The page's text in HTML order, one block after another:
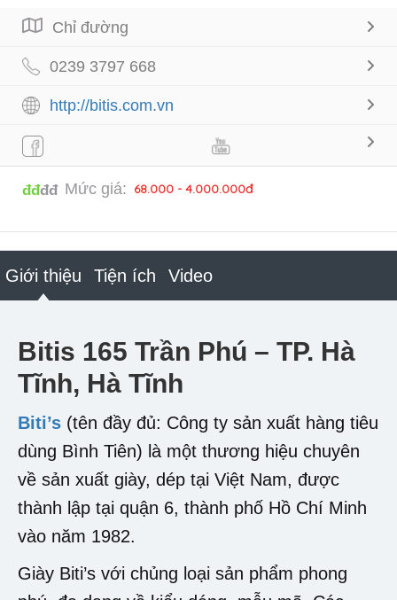
Chỉ đường
0239 3797 668
http://bitis.com.vn
đđđđ Mức giá: 68.000 - 4.000.000đ
Giới thiệu Tiện ích Video
Bitis 165 Trần Phú – TP. Hà
Tĩnh, Hà Tĩnh
Biti’s (tên đầy đủ: Công ty sản xuất hàng tiêu
dùng Bình Tiên) là một thương hiệu chuyên
về sản xuất giày, dép tại Việt Nam, được
thành lập tại quận 6, thành phố Hồ Chí Minh
vào năm 1982.
Giày Biti’s với chủng loại sản phẩm phong